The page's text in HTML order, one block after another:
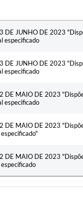
DE JUNHO DE 2023
especificado
DE JUNHO DE 2023
especificado
DE MAIO DE 2023
especificado
DE MAIO DE 2023
DE MAIO DE 2023